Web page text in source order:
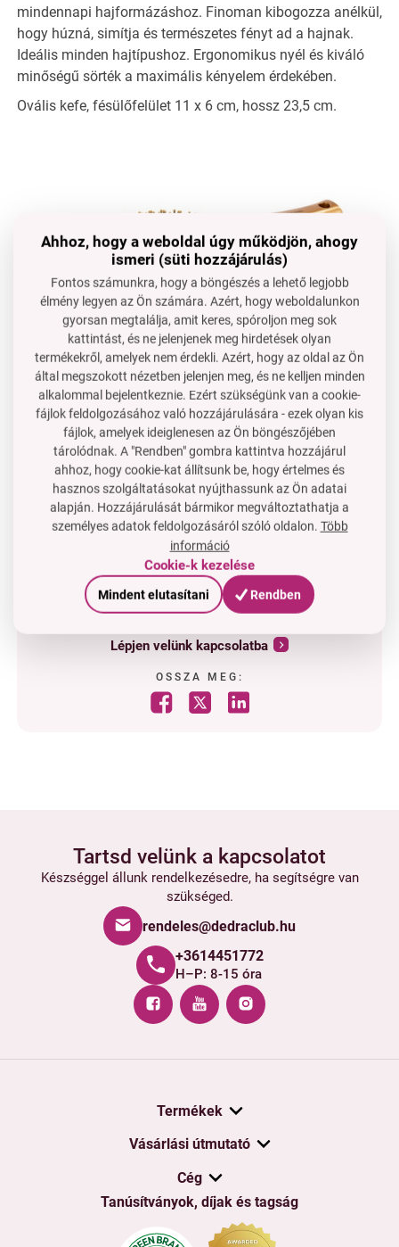
mindennapi hajformázáshoz. Finoman kibogozza anélkül,
hogy húzná, simítja és természetes fényt ad a hajnak.
Ideális minden hajtípushoz. Ergonomikus nyél és kiváló
minőségű sörték a maximális kényelem érdekében.
Ovális kefe, fésülőfelület 11 x 6 cm, hossz 23,5 cm.
tökéleteskibogozáséssimítás –univerzálishasználat
finomanmasszírozésserkenti a vérkeringést a
fejbőrben, a kerek sörtéknek köszönhetően
a haj fényesés rugalmas
a nyélen akasztónyílástalálható
Lépjen velünk kapcsolatba
OSSZA MEG:
Tartsd velünk a kapcsolatot
Készséggel állunk rendelkezésedre, ha segítségre van
szükséged.
rendeles@dedraclub.hu
+3614451772
H–P: 8-15 óra
Termékek
Vásárlási útmutató
Cég
Tanúsítványok, díjak és tagság
Ahhoz, hogy a weboldal úgy működjön, ahogy
ismeri (süti hozzájárulás)
Fontos számunkra, hogy a böngészés a lehető legjobb
élmény legyen az Ön számára. Azért, hogy weboldalunkon
gyorsan megtalálja, amit keres, spóroljon meg sok
kattintást, és ne jelenjenek meg hirdetések olyan
termékekről, amelyek nem érdekli. Azért, hogy az oldal az Ön
által megszokott nézetben jelenjen meg, és ne kelljen minden
alkalommal bejelentkeznie. Ezért szükségünk van a cookie-
fájlok feldolgozásához való hozzájárulására - ezek olyan kis
fájlok, amelyek ideiglenesen az Ön böngészőjében
tárolódnak. A "Rendben" gombra kattintva hozzájárul
ahhoz, hogy cookie-kat állítsunk be, hogy értelmes és
hasznos szolgáltatásokat nyújthassunk az Ön adatai
alapján. Hozzájárulását bármikor megváltoztathatja a
személyes adatok feldolgozásáról szóló oldalon. Több
információ
Cookie-k kezelése
Mindent elutasítani Rendben